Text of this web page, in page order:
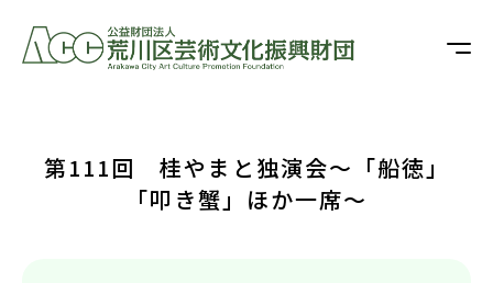
第111回 桂やまと独演会～「船徳」
「叩き蟹」ほか一席～